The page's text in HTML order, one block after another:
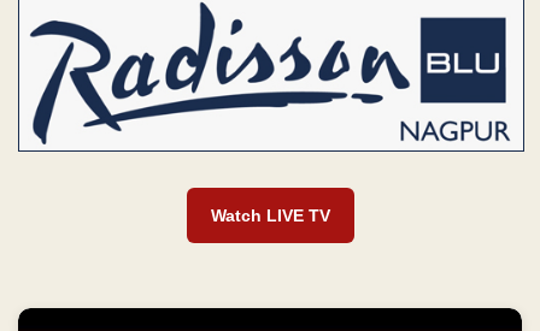
Watch LIVE TV